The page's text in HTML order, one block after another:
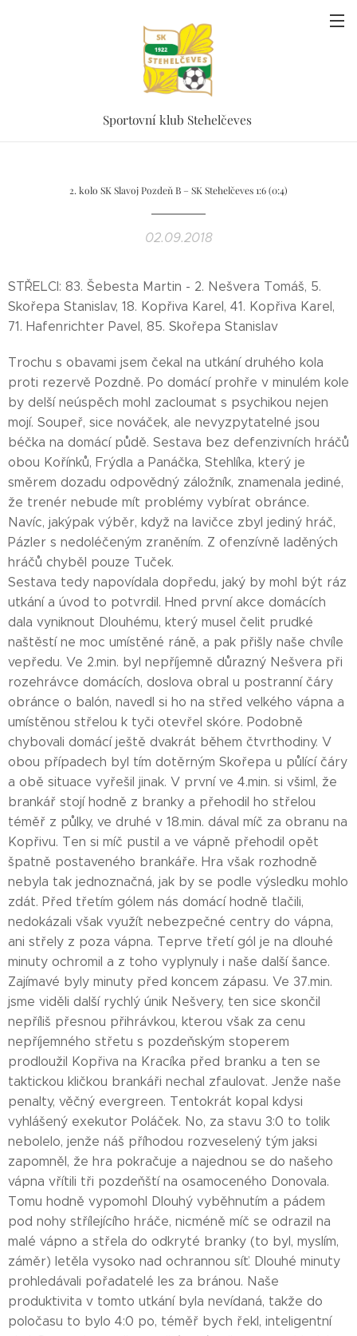
Sportovní klub Stehelčeves
2. kolo SK Slavoj Pozdeň B – SK Stehelčeves 1:6 (0:4)
02.09.2018
STŘELCI: 83. Šebesta Martin - 2. Nešvera Tomáš, 5.
Skořepa Stanislav, 18. Kopřiva Karel, 41. Kopřiva Karel,
71. Hafenrichter Pavel, 85. Skořepa Stanislav
Trochu s obavami jsem čekal na utkání druhého kola
proti rezervě Pozdně. Po domácí prohře v minulém kole
by delší neúspěch mohl zacloumat s psychikou nejen
mojí. Soupeř, sice nováček, ale nevyzpytatelné jsou
béčka na domácí půdě. Sestava bez defenzivních hráčů
obou Kořínků, Frýdla a Panáčka, Stehlíka, který je
směrem dozadu odpovědný záložník, znamenala jediné,
že trenér nebude mít problémy vybírat obránce.
Navíc, jakýpak výběr, když na lavičce zbyl jediný hráč,
Pázler s nedoléčeným zraněním. Z ofenzívně laděných
hráčů chyběl pouze Tuček.
Sestava tedy napovídala dopředu, jaký by mohl být ráz
utkání a úvod to potvrdil. Hned první akce domácích
dala vyniknout Dlouhému, který musel čelit prudké
naštěstí ne moc umístěné ráně, a pak přišly naše chvíle
vepředu. Ve 2.min. byl nepříjemně důrazný Nešvera při
rozehrávce domácích, doslova obral u postranní čáry
obránce o balón, navedl si ho na střed velkého vápna a
umístěnou střelou k tyči otevřel skóre. Podobně
chybovali domácí ještě dvakrát během čtvrthodiny. V
obou případech byl tím dotěrným Skořepa u půlící čáry
a obě situace vyřešil jinak. V první ve 4.min. si všiml, že
brankář stojí hodně z branky a přehodil ho střelou
téměř z půlky, ve druhé v 18.min. dával míč za obranu na
Kopřivu. Ten si míč pustil a ve vápně přehodil opět
špatně postaveného brankáře. Hra však rozhodně
nebyla tak jednoznačná, jak by se podle výsledku mohlo
zdát. Před třetím gólem nás domácí hodně tlačili,
nedokázali však využít nebezpečné centry do vápna,
ani střely z poza vápna. Teprve třetí gól je na dlouhé
minuty ochromil a z toho vyplynuly i naše další šance.
Zajímavé byly minuty před koncem zápasu. Ve 37.min.
jsme viděli další rychlý únik Nešvery, ten sice skončil
nepříliš přesnou přihrávkou, kterou však za cenu
nepříjemného střetu s pozdeňským stoperem
prodloužil Kopřiva na Kracíka před branku a ten se
taktickou kličkou brankáři nechal zfaulovat. Jenže naše
penalty, věčný evergreen. Tentokrát kopal kdysi
vyhlášený exekutor Poláček. No, za stavu 3:0 to tolik
nebolelo, jenže náš příhodou rozveselený tým jaksi
zapomněl, že hra pokračuje a najednou se do našeho
vápna vřítili tři pozdeňští na osamoceného Donovala.
Tomu hodně vypomohl Dlouhý vyběhnutím a pádem
pod nohy střílejícího hráče, nicméně míč se odrazil na
malé vápno a střela do odkryté branky (to byl, myslím,
záměr) letěla vysoko nad ochrannou síť. Dlouhé minuty
prohledávali pořadatelé les za bránou. Naše
produktivita v tomto utkání byla nevídaná, takže do
poločasu to bylo 4:0 po, téměř bych řekl, inteligentní